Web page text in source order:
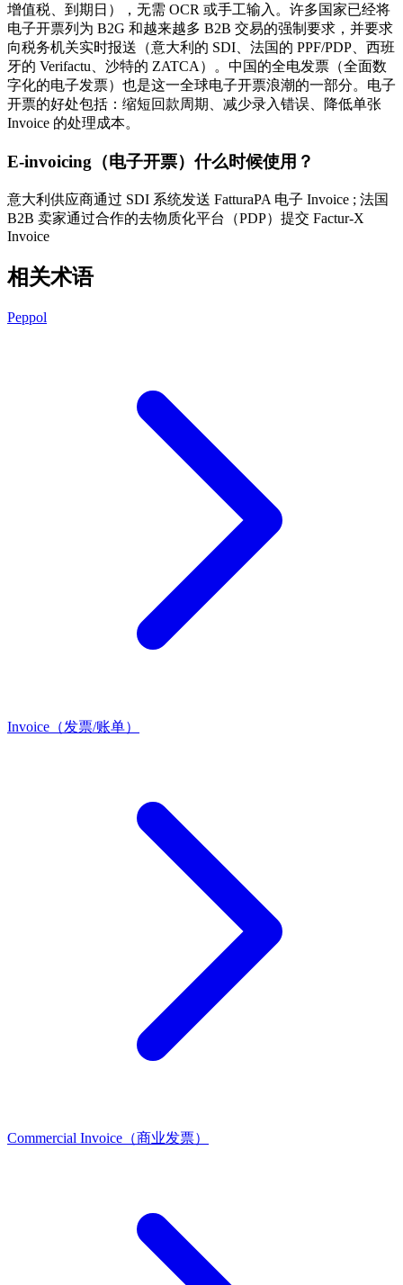
增值税、到期日），无需 OCR 或手工输入。许多国家已经将
电子开票列为 B2G 和越来越多 B2B 交易的强制要求，并要求
向税务机关实时报送（意大利的 SDI、法国的 PPF/PDP、西班
牙的 Verifactu、沙特的 ZATCA）。中国的全电发票（全面数
字化的电子发票）也是这一全球电子开票浪潮的一部分。电子
开票的好处包括：缩短回款周期、减少录入错误、降低单张
Invoice 的处理成本。
E-invoicing（电子开票）什么时候使用？
意大利供应商通过 SDI 系统发送 FatturaPA 电子 Invoice ; 法国
B2B 卖家通过合作的去物质化平台（PDP）提交 Factur-X
Invoice
相关术语
Peppol
Invoice（发票/账单）
Commercial Invoice（商业发票）